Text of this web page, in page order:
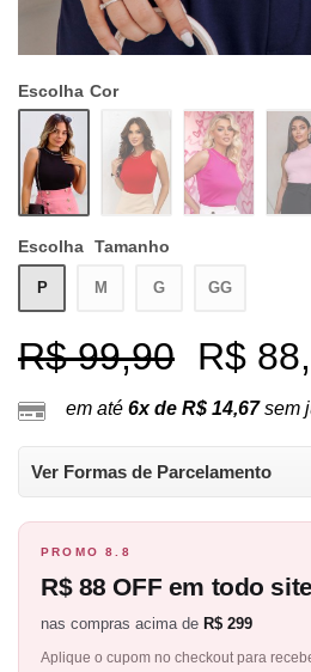
Escolha Cor
Escolha Tamanho
P M G GG
R$ 99,90 R$
em até 6x de R$ 14,67sem
Ver Formas de Parcelamento
PROMO 8.8
R$ 88 OFF em todo site
nas compras acima de R$ 299
Aplique o cupom no checkout para